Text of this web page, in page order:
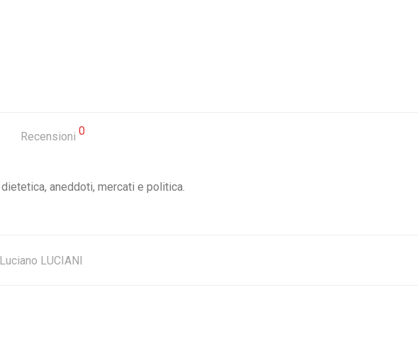
Recensioni 0
aneddoti, mercati e politica.
Luciano LUCIANI